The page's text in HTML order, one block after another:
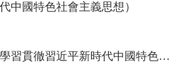
中國特色社會主義思想）
習貫徹習近平新時代中國特色…